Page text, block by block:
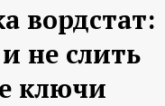
вордстат:
не слить
ключи